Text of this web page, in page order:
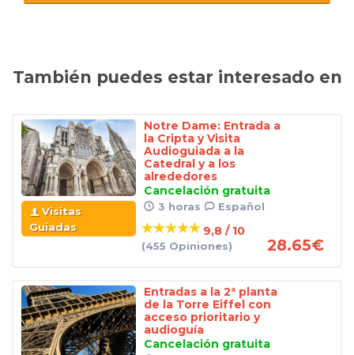
También puedes estar interesado en
Visitas
Guiadas
Notre Dame: Entrada a
la Cripta y Visita
Audioguiada a la
Catedral y a los
alrededores
Cancelación gratuita
3 horas Español
9,8 / 10
(455 Opiniones) 28.65€
Entradas a la 2ª planta
de la Torre Eiffel con
acceso prioritario y
audioguía
Cancelación gratuita